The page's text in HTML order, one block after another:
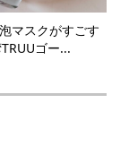
マスクがすごす
ゴー...